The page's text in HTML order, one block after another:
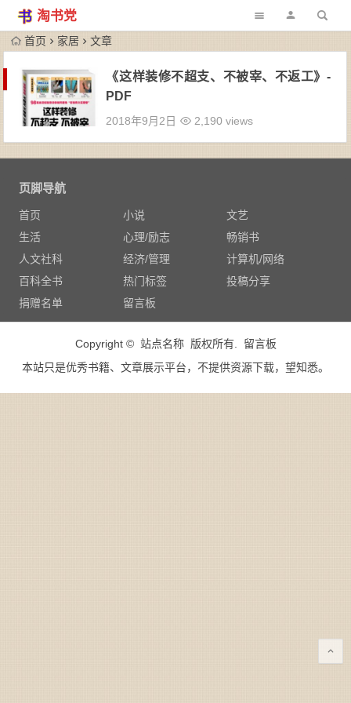
淘书党
首页 家居 文章
《这样装修不超支、不被宰、不返工》-
PDF
2018年9月2日 2,190 views
页脚导航
首页 小说
文艺
生活
心理/励志
畅销书
人文社科
经济/管理
计算机/网络
百科全书
热门标签
投稿分享
捐赠名单
留言板
Copyright © 站点名称 版权所有. 留言板
本站只是优秀书籍、文章展示平台，不提供资源下载，望知悉。